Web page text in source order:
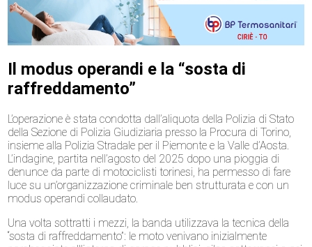
Il modus operandi e la “sosta di
raffreddamento”
L’operazione è stata condotta dall’aliquota della Polizia di Stato
della Sezione di Polizia Giudiziaria presso la Procura di Torino,
insieme alla Polizia Stradale per il Piemonte e la Valle d’Aosta.
L’indagine, partita nell’agosto del 2025 dopo una pioggia di
denunce da parte di motociclisti torinesi, ha permesso di fare
luce su un’organizzazione criminale ben strutturata e con un
modus operandi collaudato.
Una volta sottratti i mezzi, la banda utilizzava la tecnica della
“sosta di raffreddamento”: le moto venivano inizialmente